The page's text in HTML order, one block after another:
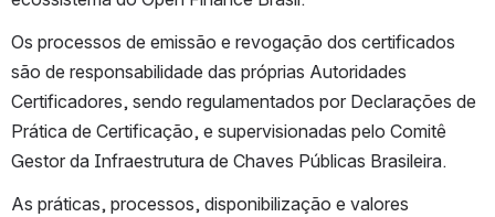
Os processos de emissão e revogação dos certificados
são de responsabilidade das próprias Autoridades
Certificadores, sendo regulamentados por Declarações de
Prática de Certificação, e supervisionadas pelo Comitê
Gestor da Infraestrutura de Chaves Públicas Brasileira.
As práticas, processos, disponibilização e valores